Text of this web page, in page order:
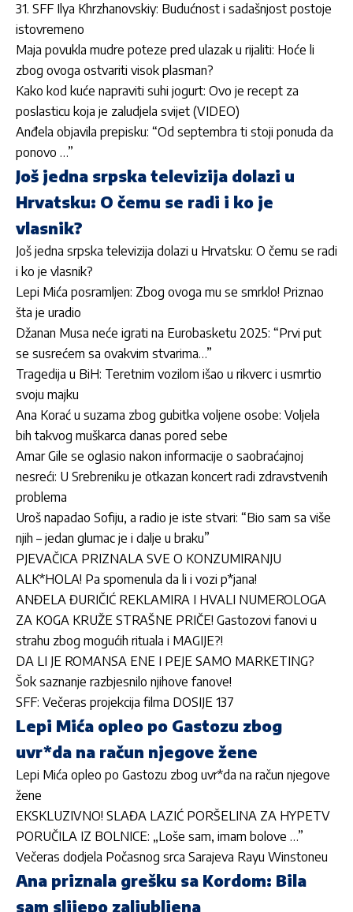
31. SFF Ilya Khrzhanovskiy: Budućnost i sadašnjost postoje
istovremeno
Maja povukla mudre poteze pred ulazak u rijaliti: Hoće li
zbog ovoga ostvariti visok plasman?
Kako kod kuće napraviti suhi jogurt: Ovo je recept za
poslasticu koja je zaludjela svijet (VIDEO)
Anđela objavila prepisku: “Od septembra ti stoji ponuda da
ponovo …”
Još jedna srpska televizija dolazi u
Hrvatsku: O čemu se radi i ko je
vlasnik?
Još jedna srpska televizija dolazi u Hrvatsku: O čemu se radi
i ko je vlasnik?
Lepi Mića posramljen: Zbog ovoga mu se smrklo! Priznao
šta je uradio
Džanan Musa neće igrati na Eurobasketu 2025: “Prvi put
se susrećem sa ovakvim stvarima…”
Tragedija u BiH: Teretnim vozilom išao u rikverc i usmrtio
svoju majku
Ana Korać u suzama zbog gubitka voljene osobe: Voljela
bih takvog muškarca danas pored sebe
Amar Gile se oglasio nakon informacije o saobraćajnoj
nesreći: U Srebreniku je otkazan koncert radi zdravstvenih
problema
Uroš napadao Sofiju, a radio je iste stvari: “Bio sam sa više
njih – jedan glumac je i dalje u braku”
PJEVAČICA PRIZNALA SVE O KONZUMIRANJU
ALK*HOLA! Pa spomenula da li i vozi p*jana!
ANĐELA ĐURIČIĆ REKLAMIRA I HVALI NUMEROLOGA
ZA KOGA KRUŽE STRAŠNE PRIČE! Gastozovi fanovi u
strahu zbog mogućih rituala i MAGIJE?!
DA LI JE ROMANSA ENE I PEJE SAMO MARKETING?
Šok saznanje razbjesnilo njihove fanove!
SFF: Večeras projekcija filma DOSIJE 137
Lepi Mića opleo po Gastozu zbog
uvr*da na račun njegove žene
Lepi Mića opleo po Gastozu zbog uvr*da na račun njegove
žene
EKSKLUZIVNO! SLAĐA LAZIĆ PORŠELINA ZA HYPETV
PORUČILA IZ BOLNICE: „Loše sam, imam bolove …”
Večeras dodjela Počasnog srca Sarajeva Rayu Winstoneu
Ana priznala grešku sa Kordom: Bila
sam slijepo zaljubljena